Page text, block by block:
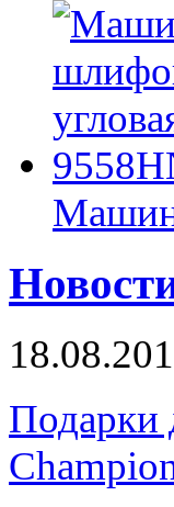
Подарки